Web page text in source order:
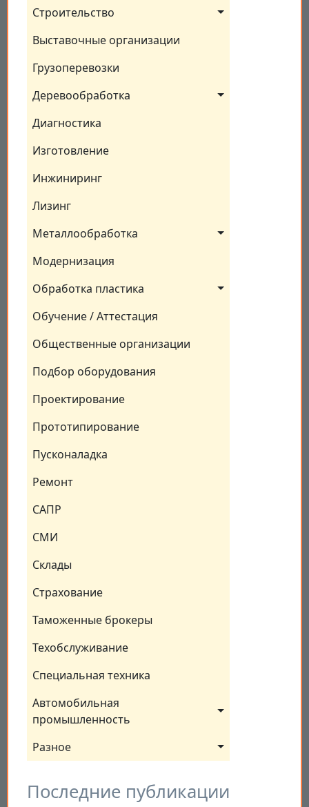
Строительство
Выставочные организации
Грузоперевозки
Деревообработка
Диагностика
Изготовление
Инжиниринг
Лизинг
Металлообработка
Модернизация
Обработка пластика
Обучение / Аттестация
Общественные организации
Подбор оборудования
Проектирование
Прототипирование
Пусконаладка
Ремонт
САПР
СМИ
Склады
Страхование
Таможенные брокеры
Техобслуживание
Специальная техника
Автомобильная
промышленность
Разное
Последние публикации